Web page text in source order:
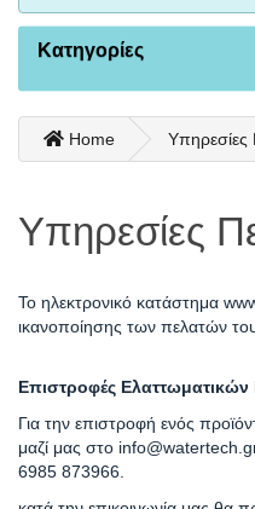
Κατηγορίες
Home Υπηρεσίες
Υπηρεσίες
Το ηλεκτρονικό κατάστημα
ικανοποίησης των πελατών
Επιστροφές
Για την επιστροφή ενός
μαζί μας στο
6985 873966.